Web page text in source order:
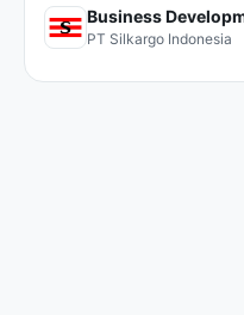
Business
PT Silkargo Indonesia